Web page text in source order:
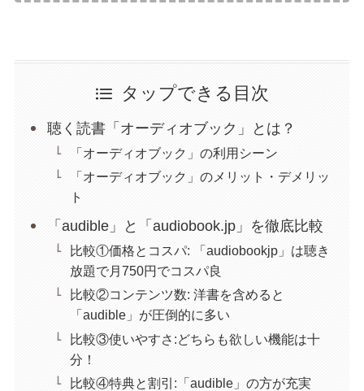
タップできる目次
聴く読書「オーディオブック」とは？
「オーディオブック」の利用シーン
「オーディオブック」のメリット・デメリッ
ト
「audible」と「audiobook.jp」を徹底比較
比較①価格とコスパ: 「audiobookjp」は聴き
放題で月750円でコスパ良
比較②コンテンツ数: 洋書を含めると
「audible」が圧倒的に多い
比較③使いやすさ:どちらも欲しい機能は十
分！
比較④特典と割引:「audible」の方が充実